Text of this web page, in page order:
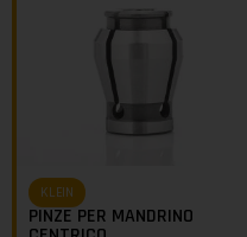
KLEIN
PINZE PER MANDRINO